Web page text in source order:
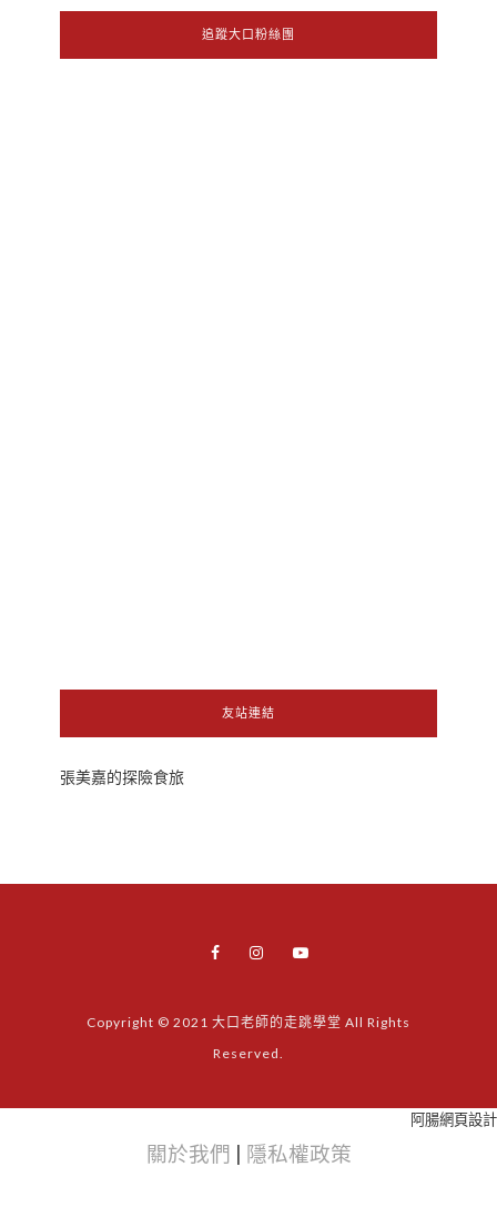
追蹤大口粉絲團
友站連結
張美嘉的探險食旅
Copyright © 2021 大口老師的走跳學堂 All Rights
Reserved.
阿腸網頁設計
關於我們 隱私權政策